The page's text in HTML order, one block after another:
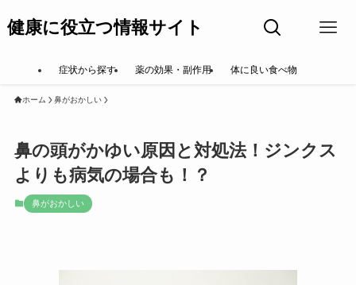
健康に役立つ情報サイト
症状から探す 薬の効果・副作用 体に良い食べ物
ホーム 鼻がおかしい
鼻の頭がかゆい原因と対処法！ジンクス
よりも病気の場合も！？
鼻がおかしい